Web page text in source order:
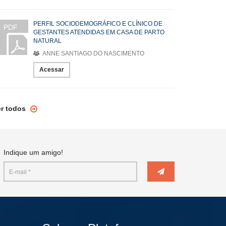
PDF
PERFIL SOCIODEMOGRÁFICO E CLÍNICO DE
GESTANTES ATENDIDAS EM CASA DE PARTO
NATURAL
ANNE SANTIAGO DO NASCIMENTO
Acessar
todos
Indique um amigo!